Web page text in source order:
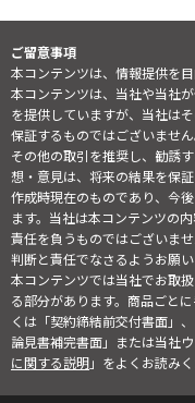
ご留意事項
本コンテンツは、情報提供を目
本コンテンツは、当社や当社
を提供していますが、当社は
保証するものではございませ
その他の取引を推奨し、勧誘
想・意見は、将来の結果を保
作成時現在のものであり、今
ます。当社は本コンテンツの
責任を負うものではございま
判断と責任でなさるようお願い
本コンテンツでは当社でお取
る部分があります。商品ごと
くは「契約締結前交付書面」
論見書補完書面」または当社
に関する説明」をよくお読みく